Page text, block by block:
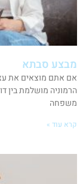
מבצע סבתא
אם אתם מוצאים את
הרמוניה מושלמת בין
משפחה
קרא עוד »